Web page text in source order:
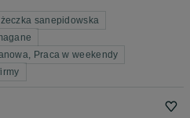
sanepidowska
Praca w weekendy